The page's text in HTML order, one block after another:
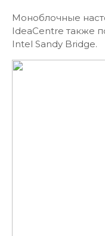
Моноблочные
IdeaCentre также
Intel Sandy Bridge.